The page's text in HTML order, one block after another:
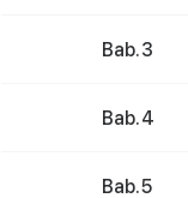
Bab. 3
Bab. 4
Bab. 5